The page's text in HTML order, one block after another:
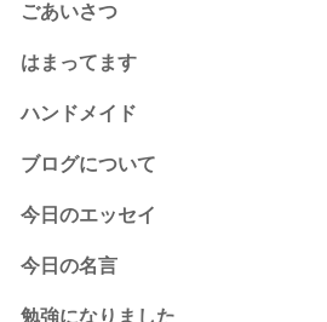
ごあいさつ
はまってます
ハンドメイド
ブログについて
今日のエッセイ
今日の名言
勉強になりました